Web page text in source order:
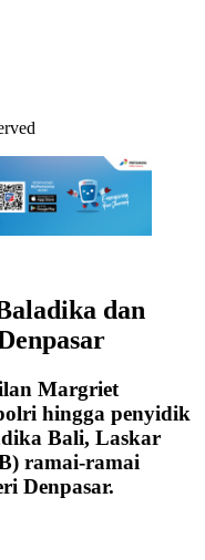
dan
Margriet
hingga penyidik
Bali, Laskar
ramai-ramai
Denpasar.